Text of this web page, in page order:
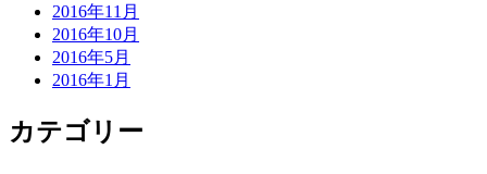
2016年11月
2016年10月
2016年5月
2016年1月
カテゴリー